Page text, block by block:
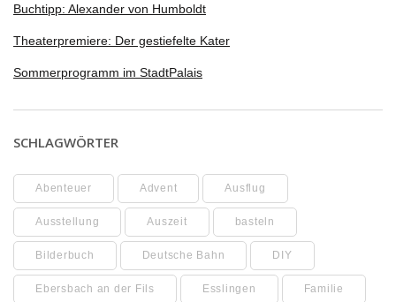
Buchtipp: Alexander von Humboldt
Theaterpremiere: Der gestiefelte Kater
Sommerprogramm im StadtPalais
SCHLAGWÖRTER
Abenteuer Advent Ausflug
Ausstellung Auszeit basteln
Bilderbuch Deutsche Bahn DIY
Ebersbach an der Fils Esslingen Familie